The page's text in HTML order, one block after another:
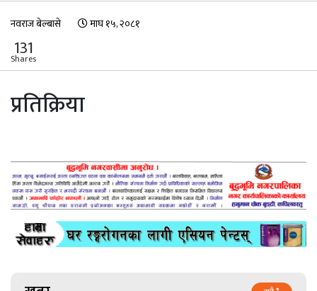
नवराज बेल्बासे माघ १५, २०८१
131
Shares
प्रतिक्रिया